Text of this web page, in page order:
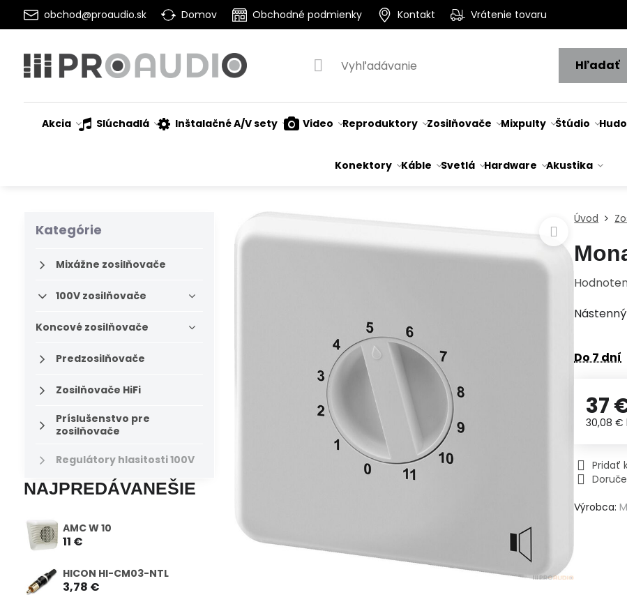
obchod@proaudio.sk Domov Obchodné podmienky Kontakt Vrátenie tovaru
Hľadať
Akcia Slúchadlá Inštalačné A/V sety Video Reproduktory Zosilňovače Mixpulty Štúdio
Konektory Káble Svetlá Hardware Akustika
Úvod
Do 7 dní
37
30,08 €
Pridať
Výrobca:
Kategórie
Mixážne zosilňovače
100V zosilňovače
Koncové zosilňovače
Predzosilňovače
Zosilňovače HiFi
Príslušenstvo pre
zosilňovače
Regulátory hlasitosti 100V
NAJPREDÁVANEŠIE
AMC W 10
11 €
HICON HI-CM03-NTL
3,78 €